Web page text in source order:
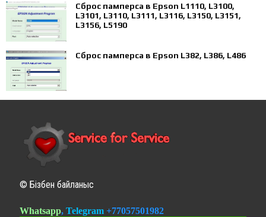
Сброс памперса в Epson L1110, L3100,
L3101, L3110, L3111, L3116, L3150, L3151,
L3156, L5190
Сброс памперса в Epson L382, L386, L486
© Бізбен байланыс
Whatsapp, Telegram +77057501982